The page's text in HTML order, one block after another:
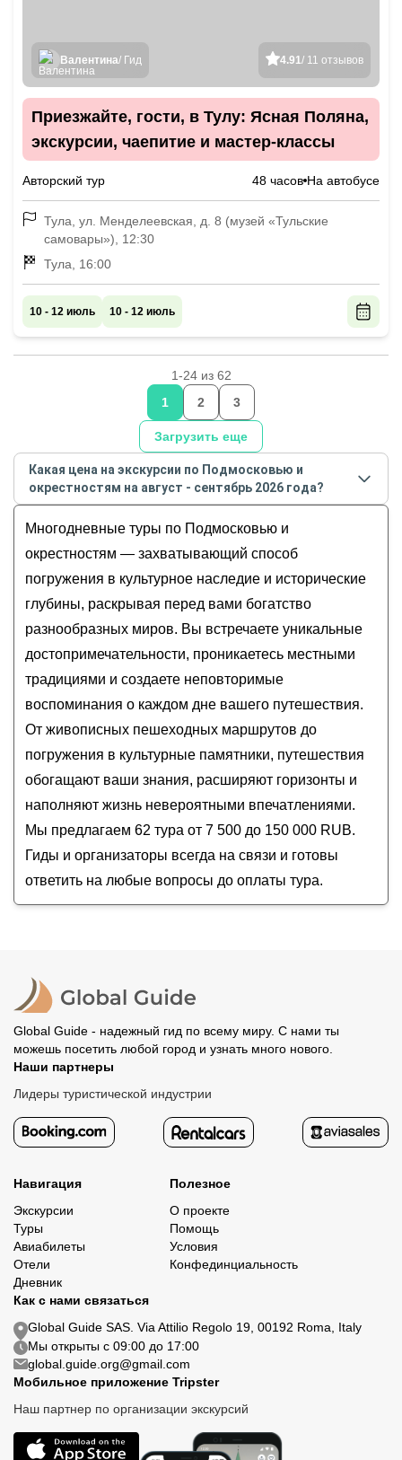
4.91/ 11 отзывов
Валентина/ Гид
Приезжайте, гости, в Тулу: Ясная Поляна,
экскурсии, чаепитие и мастер-классы
Авторский тур 48 часов На автобусе
Тула, ул. Менделеевская, д. 8 (музей «Тульские
самовары»), 12:30
Тула, 16:00
10 - 12 июль 10 - 12 июль
1-24 из 62
Загрузить еще
1 2 3
Какая цена на экскурсии по Подмосковью и
окрестностям на август - сентябрь 2026 года?
окрестностямна август - сентябрь 2026
500до 150 000 RUB
Многодневные туры по Подмосковью и
окрестностям — захватывающий способ
погружения в культурное наследие и исторические
глубины, раскрывая перед вами богатство
разнообразных миров. Вы встречаете уникальные
достопримечательности, проникаетесь местными
традициями и создаете неповторимые
воспоминания о каждом дне вашего путешествия.
От живописных пешеходных маршрутов до
погружения в культурные памятники, путешествия
обогащают ваши знания, расширяют горизонты и
наполняют жизнь невероятными впечатлениями.
Мы предлагаем 62 тура от 7 500 до 150 000 RUB.
Гиды и организаторы всегда на связи и готовы
ответить на любые вопросы до оплаты тура.
Global Guide - надежный гид по всему миру. С нами ты
можешь посетить любой город и узнать много нового.
Наши партнеры
Лидеры туристической индустрии
Навигация
Экскурсии
Туры
Авиабилеты
Отели
Дневник
Полезное
О проекте
Помощь
Условия
Конфединциальность
Как с нами связаться
Global Guide SAS. Via Attilio Regolo 19, 00192 Roma, Italy
Мы открыты с 09:00 до 17:00
global.guide.org@gmail.com
Мобильное приложение Tripster
Наш партнер по организации экскурсий